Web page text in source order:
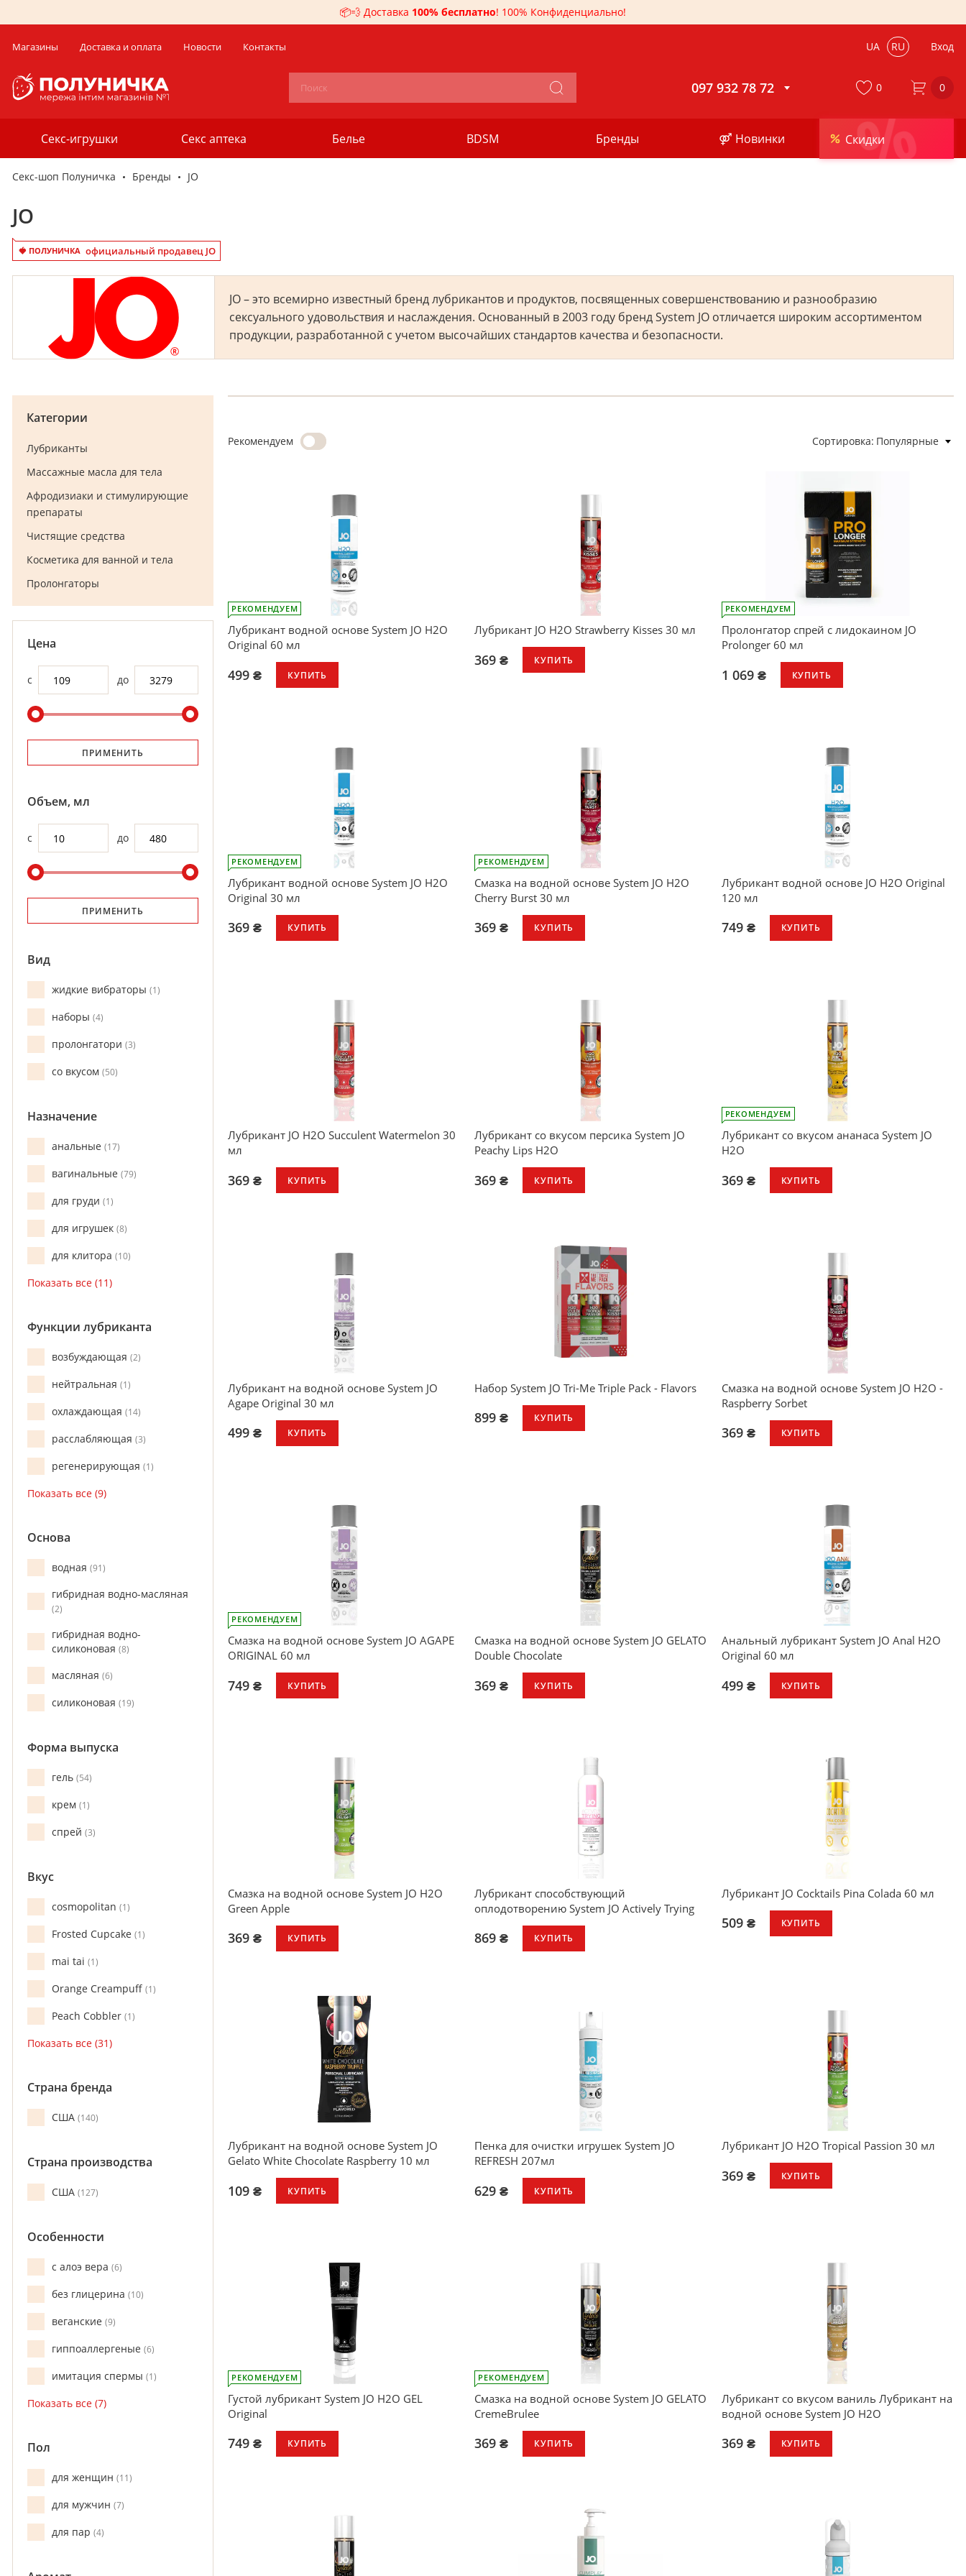
📦💨 Доставка 100% бесплатно! 100% Конфиденциально!
Магазины Доставка и оплата Новости Контакты UA RU Вход
097 932 78 72 0
Секс-игрушки Секс аптека Белье BDSM Бренды ⚤ Новинки %
Скидки
0
Секс-шоп Полуничка Бренды JO
JO
🍓 ПОЛУНИЧКА официальный продавец JO
JO – это всемирно известный бренд лубрикантов и продуктов, посвященных совершенствованию и разнообразию
сексуального удовольствия и наслаждения. Основанный в 2003 году бренд System JO отличается широким ассортиментом
продукции, разработанной с учетом высочайших стандартов качества и безопасности.
Рекомендуем Сортировка Популярные
РЕКОМЕНДУЕМ
Лубрикант водной основе System JO H2O
Original 60 мл
499 ₴ КУПИТЬ
Лубрикант JO H2O Strawberry Kisses 30 мл
369 ₴ КУПИТЬ
Прекрасно подходит для соло или
Совместим с большинством игрушек и
РЕКОМЕНДУЕМ
Пролонгатор спрей с лидокаином JO
Prolonger 60 мл
1 069 ₴ КУПИТЬ
Не совместим с полиуретановыми
РЕКОМЕНДУЕМ
Лубрикант водной основе System JO H2O
Original 30 мл
369 ₴ КУПИТЬ
РЕКОМЕНДУЕМ
Смазка на водной основе System JO H2O
Cherry Burst 30 мл
369 ₴ КУПИТЬ
Лубрикант водной основе JO H2O Original
120 мл
749 ₴ КУПИТЬ
Лубрикант JO H2O Succulent Watermelon 30
мл
369 ₴ КУПИТЬ
Прекрасно подходит для соло или
Совместим с большинством игрушек и
Лубрикант со вкусом персика System JO
Peachy Lips H2O
369 ₴ КУПИТЬ
РЕКОМЕНДУЕМ
Лубрикант со вкусом ананаса System JO
H2O
369 ₴ КУПИТЬ
Лубрикант на водной основе System JO
Agape Original 30 мл
499 ₴ КУПИТЬ
Набор System JO Tri-Me Triple Pack - Flavors
899 ₴ КУПИТЬ
Смазка на водной основе System JO H2O -
Raspberry Sorbet
369 ₴ КУПИТЬ
РЕКОМЕНДУЕМ
Смазка на водной основе System JO AGAPE
ORIGINAL 60 мл
749 ₴ КУПИТЬ
Смазка на водной основе System JO GELATO
Double Chocolate
369 ₴ КУПИТЬ
Анальный лубрикант System JO Anal H2O
Original 60 мл
499 ₴ КУПИТЬ
Смазка на водной основе System JO H2O
Green Apple
369 ₴ КУПИТЬ
Лубрикант способствующий
оплодотворению System JO Actively Trying
869 ₴ КУПИТЬ
Лубрикант JO Cocktails Pina Colada 60 мл
509 ₴ КУПИТЬ
Совместим с большинством игрушек и
Лубрикант на водной основе System JO
Gelato White Chocolate Raspberry 10 мл
109 ₴ КУПИТЬ
долгое скольжение
приятная, нелипкая текстура, легко
подходит для использования с игрушками
Пенка для очистки игрушек System JO
REFRESH 207мл
629 ₴ КУПИТЬ
Лубрикант JO H2O Tropical Passion 30 мл
369 ₴ КУПИТЬ
Совместим с большинством игрушек и
РЕКОМЕНДУЕМ
Густой лубрикант System JO H2O GEL
Original
749 ₴ КУПИТЬ
источников, растительного происхождения.
РЕКОМЕНДУЕМ
Смазка на водной основе System JO GELATO
CremeBrulee
369 ₴ КУПИТЬ
Лубрикант со вкусом ваниль Лубрикант на
водной основе System JO H2O
369 ₴ КУПИТЬ
Категории
Лубриканты
Массажные масла для тела
Афродизиаки и стимулирующие
препараты
Чистящие средства
Косметика для ванной и тела
Пролонгаторы
Цена
с до
ПРИМЕНИТЬ
Объем, мл
с до
ПРИМЕНИТЬ
Вид
жидкие вибраторы 1
наборы 4
пролонгатори 3
со вкусом 50
Назначение
анальные 17
вагинальные 79
для груди 1
для игрушек 8
для клитора 10
Функции лубриканта
возбуждающая 2
нейтральная 1
охлаждающая 14
расслабляющая 3
регенерирующая 1
Основа
водная 91
гибридная водно-масляная
2
гибридная водно-
силиконовая 8
масляная 6
силиконовая 19
Форма выпуска
гель 54
крем 1
спрей 3
Вкус
cosmopolitan 1
Frosted Cupcake 1
mai tai 1
Orange Creampuff 1
Peach Cobbler 1
Страна бренда
США 140
Страна производства
США 127
Особенности
с алоэ вера 6
без глицерина 10
веганские 9
гиппоаллергеные 6
имитация спермы 1
Пол
для женщин 11
для мужчин 7
для пар 4